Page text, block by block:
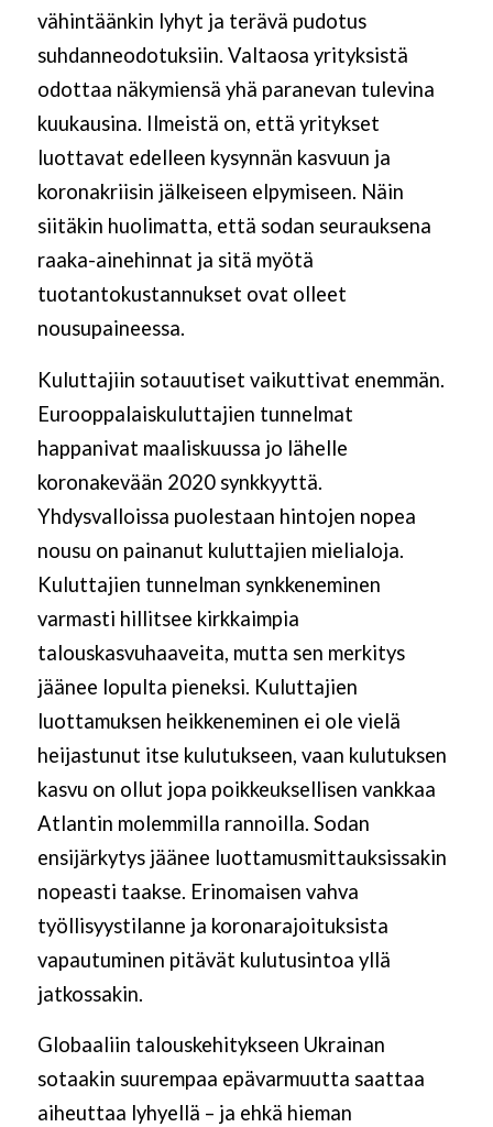
vähintäänkin lyhyt ja terävä pudotus
suhdanneodotuksiin. Valtaosa yrityksistä
odottaa näkymiensä yhä paranevan tulevina
kuukausina. Ilmeistä on, että yritykset
luottavat edelleen kysynnän kasvuun ja
koronakriisin jälkeiseen elpymiseen. Näin
siitäkin huolimatta, että sodan seurauksena
raaka-ainehinnat ja sitä myötä
tuotantokustannukset ovat olleet
nousupaineessa.
Kuluttajiin sotauutiset vaikuttivat enemmän.
Eurooppalaiskuluttajien tunnelmat
happanivat maaliskuussa jo lähelle
koronakevään 2020 synkkyyttä.
Yhdysvalloissa puolestaan hintojen nopea
nousu on painanut kuluttajien mielialoja.
Kuluttajien tunnelman synkkeneminen
varmasti hillitsee kirkkaimpia
talouskasvuhaaveita, mutta sen merkitys
jäänee lopulta pieneksi. Kuluttajien
luottamuksen heikkeneminen ei ole vielä
heijastunut itse kulutukseen, vaan kulutuksen
kasvu on ollut jopa poikkeuksellisen vankkaa
Atlantin molemmilla rannoilla. Sodan
ensijärkytys jäänee luottamusmittauksissakin
nopeasti taakse. Erinomaisen vahva
työllisyystilanne ja koronarajoituksista
vapautuminen pitävät kulutusintoa yllä
jatkossakin.
Globaaliin talouskehitykseen Ukrainan
sotaakin suurempaa epävarmuutta saattaa
aiheuttaa lyhyellä – ja ehkä hieman